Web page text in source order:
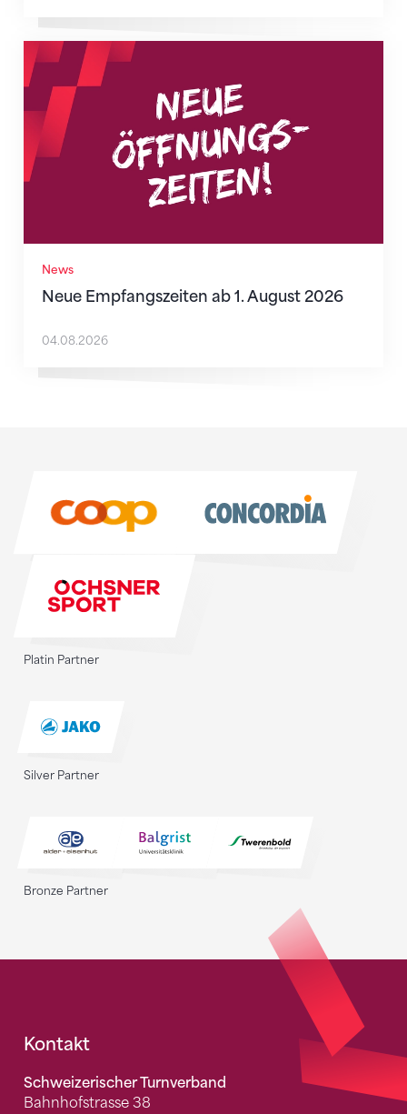
News
Neue Empfangszeiten ab 1. August 2026
Neue Empfangszeiten ab 1. August 2026
04.08.2026
Platin Partner
Silver Partner
Bronze Partner
Fusszeile
Kontakt
Schweizerischer Turnverband
Bahnhofstrasse 38